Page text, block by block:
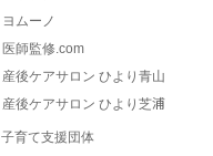
ヨムーノ
医師監修.com
産後ケアサロン ひより青山
産後ケアサロン ひより芝浦
子育て支援団体